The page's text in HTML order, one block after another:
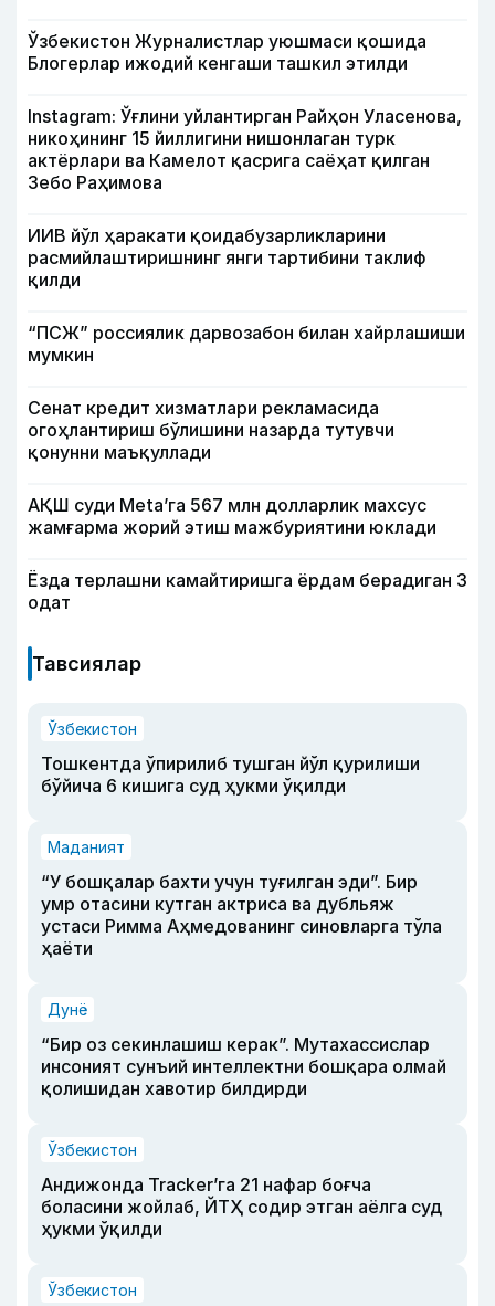
Ўзбекистон Журналистлар уюшмаси қошида
Блогерлар ижодий кенгаши ташкил этилди
Instagram: Ўғлини уйлантирган Райҳон Уласенова,
никоҳининг 15 йиллигини нишонлаган турк
актёрлари ва Камелот қасрига саёҳат қилган
Зебо Раҳимова
ИИВ йўл ҳаракати қоидабузарликларини
расмийлаштиришнинг янги тартибини таклиф
қилди
“ПСЖ” россиялик дарвозабон билан хайрлашиши
мумкин
Сенат кредит хизматлари рекламасида
огоҳлантириш бўлишини назарда тутувчи
қонунни маъқуллади
АҚШ суди Meta’га 567 млн долларлик махсус
жамғарма жорий этиш мажбуриятини юклади
Ёзда терлашни камайтиришга ёрдам берадиган 3
одат
Тавсиялар
Ўзбекистон
Тошкентда ўпирилиб тушган йўл қурилиши
бўйича 6 кишига суд ҳукми ўқилди
Маданият
“У бошқалар бахти учун туғилган эди”. Бир
умр отасини кутган актриса ва дубльяж
устаси Римма Аҳмедованинг синовларга тўла
ҳаёти
Дунё
“Бир оз секинлашиш керак”. Мутахассислар
инсоният сунъий интеллектни бошқара олмай
қолишидан хавотир билдирди
Ўзбекистон
Андижонда Tracker’га 21 нафар боғча
боласини жойлаб, ЙТҲ содир этган аёлга суд
ҳукми ўқилди
Ўзбекистон